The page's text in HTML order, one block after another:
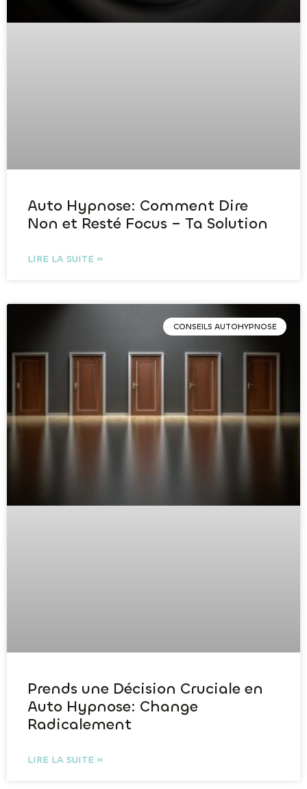
Auto Hypnose: Comment Dire
Non et Resté Focus – Ta Solution
LIRE LA SUITE »
CONSEILS AUTOHYPNOSE
Prends une Décision Cruciale en
Auto Hypnose: Change
Radicalement
LIRE LA SUITE »